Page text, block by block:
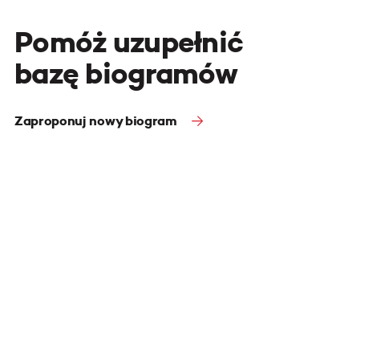
Pomóż uzupełnić
bazę biogramów
Zaproponuj nowy biogram